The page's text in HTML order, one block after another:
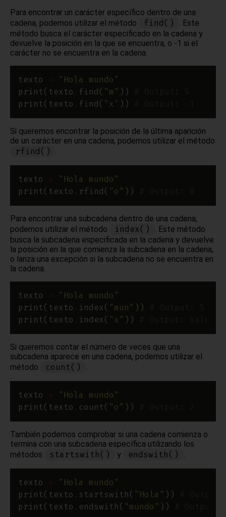
Para encontrar un carácter específico dentro de una
cadena, podemos utilizar el método
find()
. Este
método busca el carácter especificado en la cadena y
devuelve la posición en la que se encuentra, o -1 si el
carácter no se encuentra en la cadena.
texto =
"Hola mundo"
print(texto . find( "m" ))
print(texto . find( "x" ))
Si queremos encontrar la posición de la última aparición
de un carácter en una cadena, podemos utilizar el método
rfind() .
texto =
"Hola mundo"
print(texto . rfind( "o" ))
Para encontrar una subcadena dentro de una cadena,
podemos utilizar el método
index()
. Este método
busca la subcadena especificada en la cadena y devuelve
la posición en la que comienza la subcadena en la cadena,
o lanza una excepción si la subcadena no se encuentra en
la cadena.
texto =
"Hola mundo"
print(texto . index( "mun" ))
print(texto . index( "x" ))
Si queremos contar el número de veces que una
subcadena aparece en una cadena, podemos utilizar el
método
count() .
texto =
"Hola mundo"
print(texto . count( "o" ))
También podemos comprobar si una cadena comienza o
termina con una subcadena específica utilizando los
métodos
startswith() y endswith() .
texto =
"Hola mundo"
print(texto . startswith( "Hola" ))
print(texto . endswith( "mundo" ))